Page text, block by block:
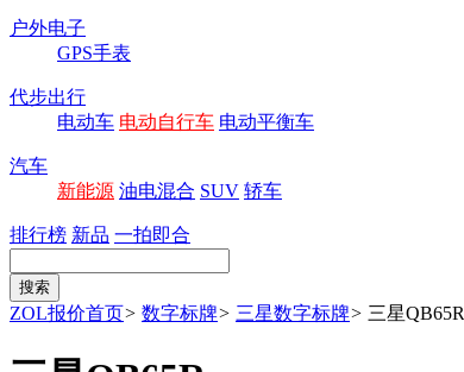
户外电子
GPS手表
代步出行
电动车 电动自行车 电动平衡车
汽车
新能源 油电混合 SUV 轿车
排行榜 新品 一拍即合
ZOL报价首页> 数字标牌> 三星数字标牌> 三星QB65R